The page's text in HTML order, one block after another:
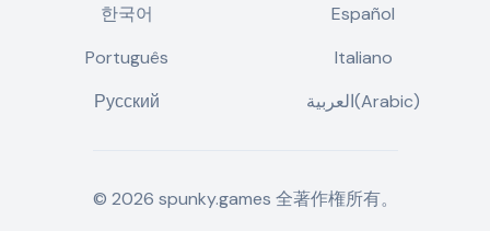
한국어
Español
Português
Italiano
Русский
العربية(Arabic)
© 2026 spunky.games 全著作権所有。